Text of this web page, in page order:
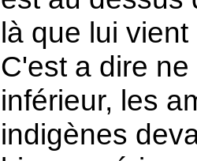
là que lui
C'est a dire
inférieur, les
indigènes